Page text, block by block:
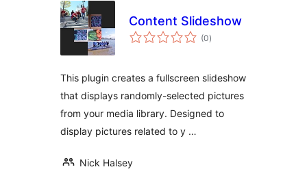
Content Slideshow
(0Bewertungen
insgesamt
)
This plugin creates a fullscreen slideshow
that displays randomly-selected pictures
from your media library. Designed to
display pictures related to y …
Nick Halsey